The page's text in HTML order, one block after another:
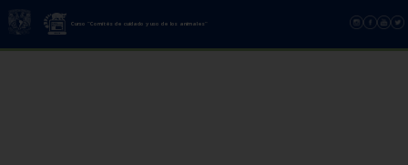
Curso "Comités de cuidado y uso de los animales"